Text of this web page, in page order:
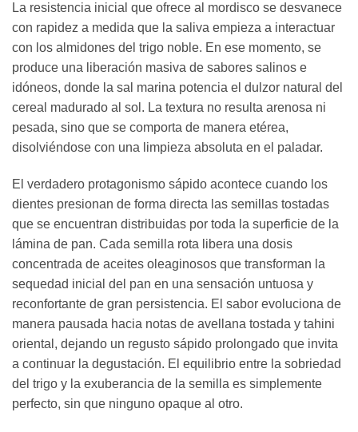
La resistencia inicial que ofrece al mordisco se desvanece
con rapidez a medida que la saliva empieza a interactuar
con los almidones del trigo noble. En ese momento, se
produce una liberación masiva de sabores salinos e
idóneos, donde la sal marina potencia el dulzor natural del
cereal madurado al sol. La textura no resulta arenosa ni
pesada, sino que se comporta de manera etérea,
disolviéndose con una limpieza absoluta en el paladar.
El verdadero protagonismo sápido acontece cuando los
dientes presionan de forma directa las semillas tostadas
que se encuentran distribuidas por toda la superficie de la
lámina de pan. Cada semilla rota libera una dosis
concentrada de aceites oleaginosos que transforman la
sequedad inicial del pan en una sensación untuosa y
reconfortante de gran persistencia. El sabor evoluciona de
manera pausada hacia notas de avellana tostada y tahini
oriental, dejando un regusto sápido prolongado que invita
a continuar la degustación. El equilibrio entre la sobriedad
del trigo y la exuberancia de la semilla es simplemente
perfecto, sin que ninguno opaque al otro.